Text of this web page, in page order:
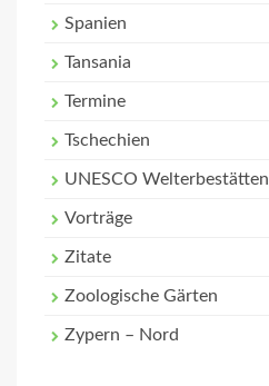
Spanien
Tansania
Termine
Tschechien
UNESCO Welterbestätten
Vorträge
Zitate
Zoologische Gärten
Zypern – Nord